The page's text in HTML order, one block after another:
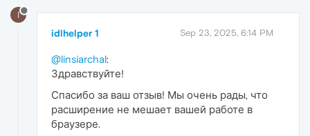
I
idlhelper 1 Sep 23, 2025, 6:14 PM
@linsiarchal:
Здравствуйте!
Спасибо за ваш отзыв! Мы очень рады, что
расширение не мешает вашей работе в
браузере.